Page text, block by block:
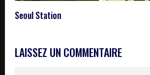
Seoul Station
LAISSEZ UN COMMENTAIRE